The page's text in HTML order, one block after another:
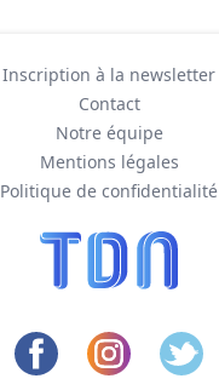
Inscription à la newsletter
Contact
Notre équipe
Mentions légales
Politique de confidentialité